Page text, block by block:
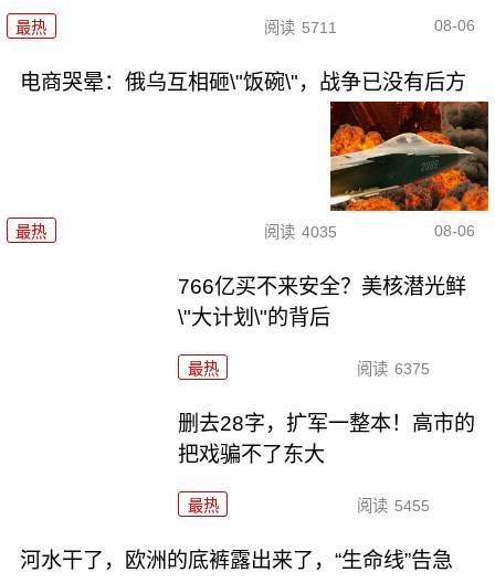
最热 阅读 5711 08-06
电商哭晕：俄乌互相砸\"饭碗\"，战争已没有后方
最热 阅读 4035 08-06
766亿买不来安全？美核潜光鲜
\"大计划\"的背后
最热 阅读 6375
删去28字，扩军一整本！高市的
把戏骗不了东大
最热 阅读 5455
河水干了，欧洲的底裤露出来了，“生命线”告急